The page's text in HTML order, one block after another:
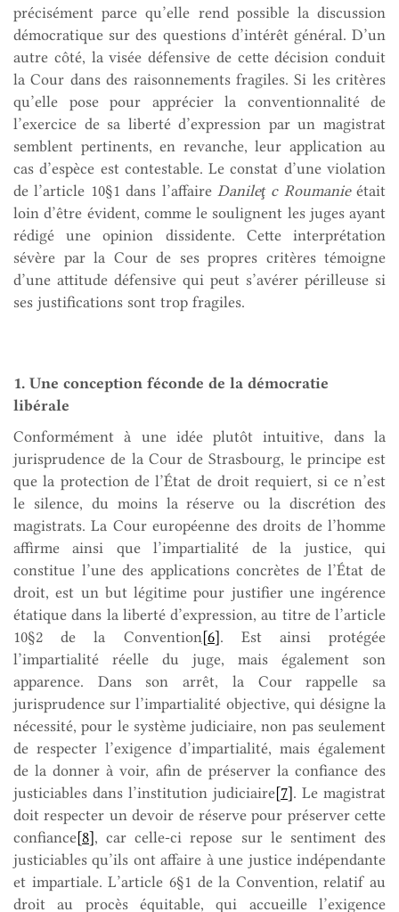
précisément parce qu’elle rend possible la discussion
démocratique sur des questions d’intérêt général. D’un
autre côté, la visée défensive de cette décision conduit
la Cour dans des raisonnements fragiles. Si les critères
qu’elle pose pour apprécier la conventionnalité de
l’exercice de sa liberté d’expression par un magistrat
semblent pertinents, en revanche, leur application au
cas d’espèce est contestable. Le constat d’une violation
de l’article 10§1 dans l’affaire Danileţ c Roumanieétait
loin d’être évident, comme le soulignent les juges ayant
rédigé une opinion dissidente. Cette interprétation
sévère par la Cour de ses propres critères témoigne
d’une attitude défensive qui peut s’avérer périlleuse si
ses justifications sont trop fragiles.
1. Une conception féconde de la démocratie
libérale
Conformément à une idée plutôt intuitive, dans la
jurisprudence de la Cour de Strasbourg, le principe est
que la protection de l’État de droit requiert, si ce n’est
le silence, du moins la réserve ou la discrétion des
magistrats. La Cour européenne des droits de l’homme
affirme ainsi que l’impartialité de la justice, qui
constitue l’une des applications concrètes de l’État de
droit, est un but légitime pour justifier une ingérence
étatique dans la liberté d’expression, au titre de l’article
10§2 de la Convention[6]. Est ainsi protégée
l’impartialité réelle du juge, mais également son
apparence. Dans son arrêt, la Cour rappelle sa
jurisprudence sur l’impartialité objective, qui désigne la
nécessité, pour le système judiciaire, non pas seulement
de respecter l’exigence d’impartialité, mais également
de la donner à voir, afin de préserver la confiance des
justiciables dans l’institution judiciaire[7]. Le magistrat
doit respecter un devoir de réserve pour préserver cette
confiance[8], car celle-ci repose sur le sentiment des
justiciables qu’ils ont affaire à une justice indépendante
et impartiale. L’article 6§1 de la Convention, relatif au
droit au procès équitable, qui accueille l’exigence